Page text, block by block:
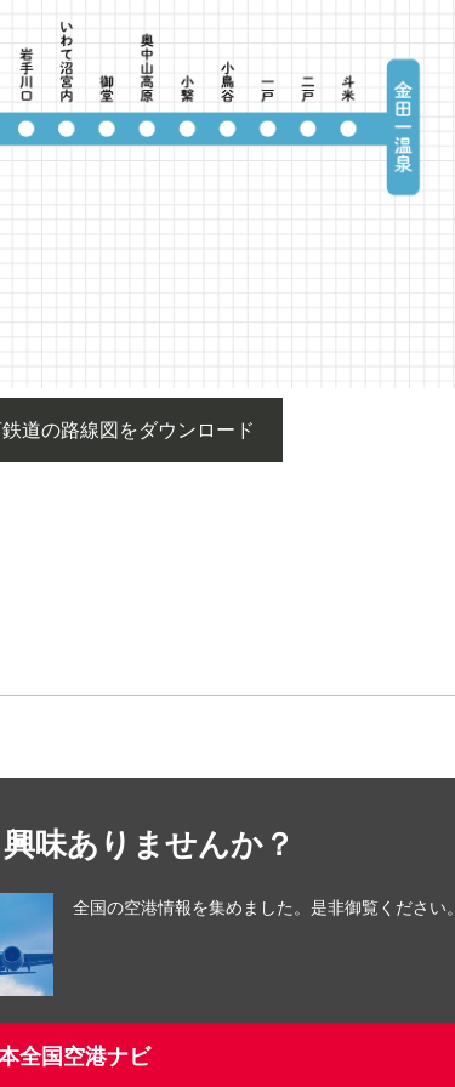
道の路線図をダウンロード
味ありませんか？
全国の空港情報を集めました。是非御覧ください。
全国空港ナビ